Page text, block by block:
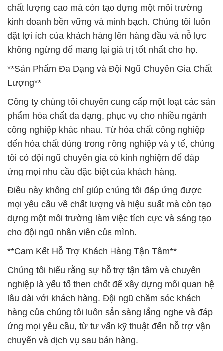
chất lượng cao mà còn tạo dựng một môi trường
kinh doanh bền vững và minh bạch. Chúng tôi luôn
đặt lợi ích của khách hàng lên hàng đầu và nỗ lực
không ngừng để mang lại giá trị tốt nhất cho họ.
**Sản Phẩm Đa Dạng và Đội Ngũ Chuyên Gia Chất
Lượng**
Công ty chúng tôi chuyên cung cấp một loạt các sản
phẩm hóa chất đa dạng, phục vụ cho nhiều ngành
công nghiệp khác nhau. Từ hóa chất công nghiệp
đến hóa chất dùng trong nông nghiệp và y tế, chúng
tôi có đội ngũ chuyên gia có kinh nghiệm để đáp
ứng mọi nhu cầu đặc biệt của khách hàng.
Điều này không chỉ giúp chúng tôi đáp ứng được
mọi yêu cầu về chất lượng và hiệu suất mà còn tạo
dựng một môi trường làm việc tích cực và sáng tạo
cho đội ngũ nhân viên của mình.
**Cam Kết Hỗ Trợ Khách Hàng Tận Tâm**
Chúng tôi hiểu rằng sự hỗ trợ tận tâm và chuyên
nghiệp là yếu tố then chốt để xây dựng mối quan hệ
lâu dài với khách hàng. Đội ngũ chăm sóc khách
hàng của chúng tôi luôn sẵn sàng lắng nghe và đáp
ứng mọi yêu cầu, từ tư vấn kỹ thuật đến hỗ trợ vận
chuyển và dịch vụ sau bán hàng.